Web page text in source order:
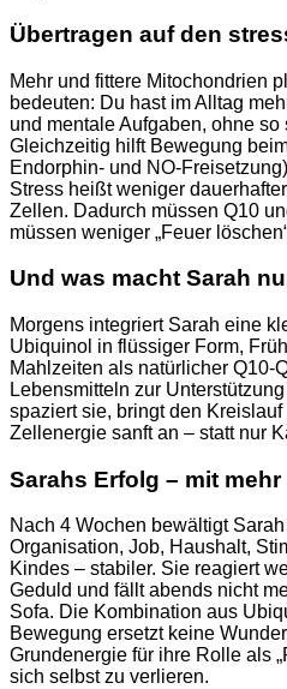
Übertragen auf den
Mehr und fittere Mitochondrien
bedeuten: Du hast im Alltag
und mentale Aufgaben, ohne so
Gleichzeitig hilft Bewegung
Endorphin‑ und
Stress heißt weniger
Zellen. Dadurch müssen Q10
müssen weniger „Feuer
Und was macht Sarah
Morgens integriert Sarah eine
Ubiquinol in flüssiger Form,
Mahlzeiten als natürlicher Q10-
Lebensmitteln zur
spaziert sie, bringt den
Zellenergie sanft an – statt nur
Sarahs Erfolg – mit
Nach 4 Wochen bewältigt
Organisation, Job, Haushalt,
Kindes – stabiler. Sie reagiert
Geduld und fällt abends nicht
Sofa. Die Kombination aus
Bewegung ersetzt keine
Grundenergie für ihre Rolle als
sich selbst zu verlieren.